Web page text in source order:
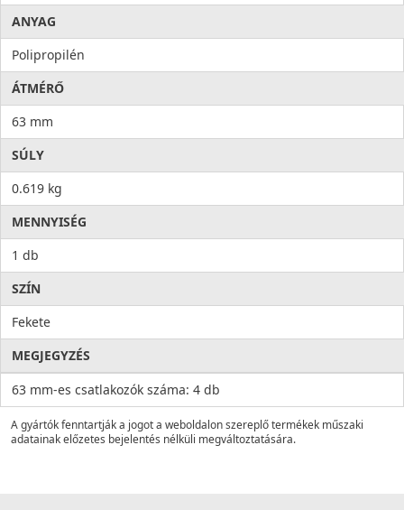
ANYAG
Polipropilén
ÁTMÉRŐ
63 mm
SÚLY
0.619 kg
MENNYISÉG
1 db
SZÍN
Fekete
MEGJEGYZÉS
63 mm-es csatlakozók száma: 4 db
A gyártók fenntartják a jogot a weboldalon szereplő termékek műszaki
adatainak előzetes bejelentés nélküli megváltoztatására.